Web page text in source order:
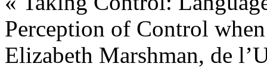
Perception of Control
Elizabeth Marshman, de